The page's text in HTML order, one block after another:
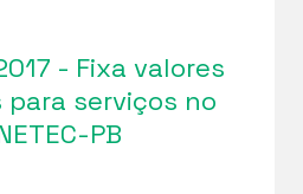
- Fixa valores
serviços no
PB